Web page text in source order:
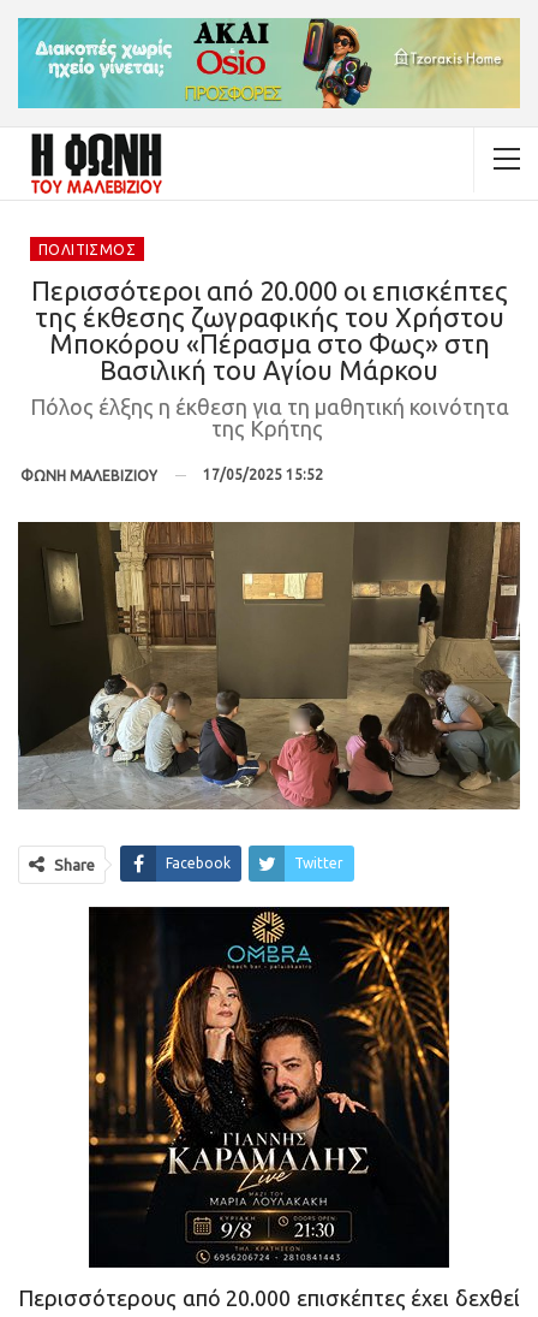
ΠΟΛΙΤΙΣΜΌΣ
Περισσότεροι από 20.000 οι επισκέπτες
της έκθεσης ζωγραφικής του Χρήστου
Μποκόρου «Πέρασμα στο Φως» στη
Βασιλική του Αγίου Μάρκου
Πόλος έλξης η έκθεση για τη μαθητική κοινότητα
της Κρήτης
ΦΩΝΗ ΜΑΛΕΒΙΖΙΟΥ 17/05/2025 15:52
Share Facebook Twitter
Περισσότερους από 20.000 επισκέπτες έχει δεχθεί